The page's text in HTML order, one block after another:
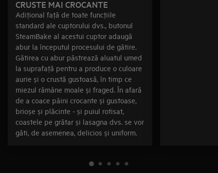
CRUSTE MAI CROCANTE
Adiţional faţă de toate funcţiile
standard ale cuptorului dvs., butonul
SteamBake al acestui cuptor adaugă
abur la începutul procesului de gătire.
Gătirea cu abur păstrează aluatul umed
la suprafaţă pentru a produce o culoare
aurie și o crustă gustoasă, în timp ce
miezul rămâne moale și fraged. În afară
de a coace pâini crocante și gustoase,
brioșe și plăcinte - și puiul rotisat,
coastele pe grătar și lasagna dvs. se vor
găti, de asemenea, delicios și uniform.